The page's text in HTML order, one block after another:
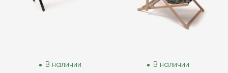
В наличии
В наличии